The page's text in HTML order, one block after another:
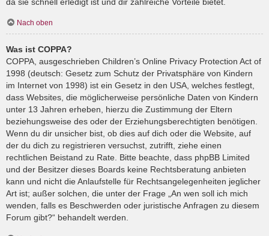
Nach oben
Was ist COPPA?
COPPA, ausgeschrieben Children’s Online Privacy Protection Act of
1998 (deutsch: Gesetz zum Schutz der Privatsphäre von Kindern
im Internet von 1998) ist ein Gesetz in den USA, welches festlegt,
dass Websites, die möglicherweise persönliche Daten von Kindern
unter 13 Jahren erheben, hierzu die Zustimmung der Eltern
beziehungsweise des oder der Erziehungsberechtigten benötigen.
Wenn du dir unsicher bist, ob dies auf dich oder die Website, auf
der du dich zu registrieren versuchst, zutrifft, ziehe einen
rechtlichen Beistand zu Rate. Bitte beachte, dass phpBB Limited
und der Besitzer dieses Boards keine Rechtsberatung anbieten
kann und nicht die Anlaufstelle für Rechtsangelegenheiten jeglicher
Art ist; außer solchen, die unter der Frage „An wen soll ich mich
wenden, falls es Beschwerden oder juristische Anfragen zu diesem
Forum gibt?“ behandelt werden.